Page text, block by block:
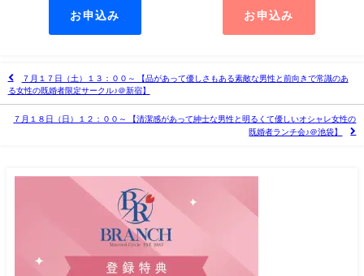
お申込み
お申込み
７月１７日（土）１３：００～ 【品があって優しさもある素敵な男性と前向きで常識のあ
る女性の既婚者限定サークル♪＠新宿】
７月１８日（日）１２：００～ 【清潔感があって紳士な男性と明るくて優しいオシャレ女性の
既婚者ランチ会♪＠池袋】